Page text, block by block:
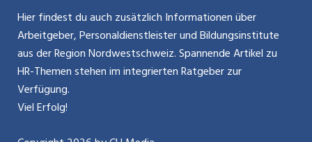
Führung
Bewerbung / Neuorientierung
Aktionen / News
jobbasel.ch
jobbern.ch
jobmittelland.ch
jobzüri.ch
Hier findest du auch zusätzlich Informationen über
Arbeitgeber, Personaldienstleister und Bildungsinstitute
aus der Region Nordwestschweiz. Spannende Artikel zu
HR-Themen stehen im integrierten Ratgeber zur
Verfügung.
Viel Erfolg!